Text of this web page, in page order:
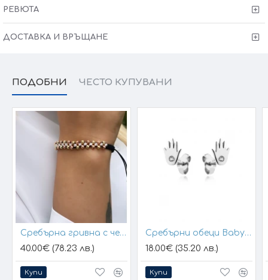
РЕВЮТА
ДОСТАВКА И ВРЪЩАНЕ
ПОДОБНИ ЧЕСТО КУПУВАНИ
Сребърна гривна с черен конец и позлатени топчета
40.00€ (78.23 лв.)
Купи
Сребърни обеци Baby Hands
18.00€ (35.20 лв.)
Купи